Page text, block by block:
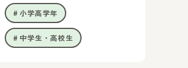
小学高学年
中学生・高校生